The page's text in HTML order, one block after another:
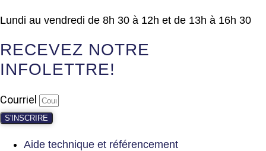
Lundi au vendredi de 8h 30 à 12h et de 13h à 16h 30
RECEVEZ NOTRE
INFOLETTRE!
Courriel
S'INSCRIRE
Aide technique et référencement